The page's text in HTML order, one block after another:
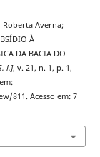
Roberta Averna;
À
DA BACIA DO
l.], v. 21, n. 1, p. 1,
811. Acesso em: 7